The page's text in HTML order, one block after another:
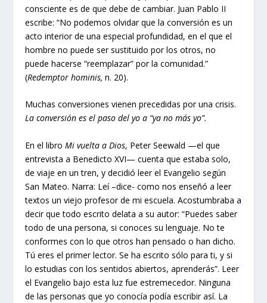
consciente es de que debe de cambiar. Juan Pablo II
escribe: “No podemos olvidar que la conversión es un
acto interior de una especial profundidad, en el que el
hombre no puede ser sustituido por los otros, no
puede hacerse “reemplazar” por la comunidad.”
(Redemptor hominis, n. 20).
Muchas conversiones vienen precedidas por una crisis.
La conversión es el paso del yo a “ya no más yo”.
En el libroMi vuelta a Dios, Peter Seewald —el que
entrevista a Benedicto XVI— cuenta que estaba solo,
de viaje en un tren, y decidió leer el Evangelio según
San Mateo. Narra: Leí –dice- como nos enseñó a leer
textos un viejo profesor de mi escuela. Acostumbraba a
decir que todo escrito delata a su autor: “Puedes saber
todo de una persona, si conoces su lenguaje. No te
conformes con lo que otros han pensado o han dicho.
Tú eres el primer lector. Se ha escrito sólo para ti, y si
lo estudias con los sentidos abiertos, aprenderás”. Leer
el Evangelio bajo esta luz fue estremecedor. Ninguna
de las personas que yo conocía podía escribir así. La